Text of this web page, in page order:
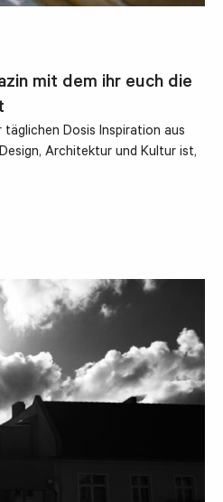
mit dem ihr euch die
Dosis Inspiration aus
Architektur und Kultur ist,